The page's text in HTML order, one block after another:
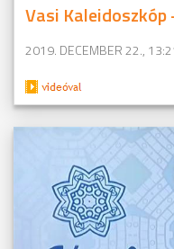
Vasi Kaleidoszkóp
2019. DECEMBER 22.,